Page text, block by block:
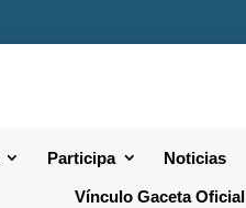
Participa Noticias
Vínculo Gaceta Oficial